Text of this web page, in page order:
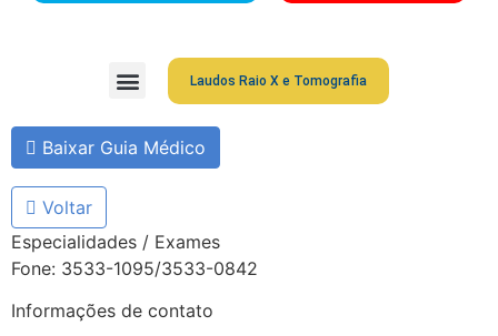
Laudos Raio X e Tomografia
Baixar Guia Médico
Voltar
Especialidades / Exames
Fone: 3533-1095/3533-0842
Informações de contato